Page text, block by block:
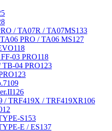
/ TA07R / TA07MS133
PRO / TA06 MS127
118
03 PRO118
TB-04 PRO123
123
109
126
/ TRF419X / TRF419XR106
12
S153
E / ES137